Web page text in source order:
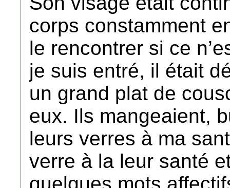
corps constamment
le rencontrer si ce
je suis entré, il était
un grand plat de
eux. Ils mangeaient,
leurs verres à ma
verre à la leur santé